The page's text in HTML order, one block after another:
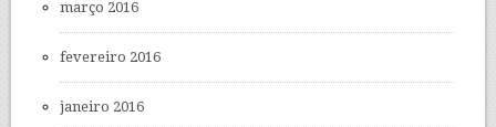
março 2016
fevereiro 2016
janeiro 2016